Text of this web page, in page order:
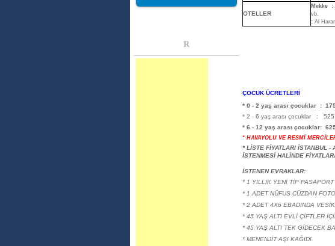
R
OTELLER
Mekke :
vb.
: Al
ÇOCUK ÜCRETLERİ
* 0 - 2 yaş arası çocuklar
:
* 2 - 6 yaş arası çocuklar :
525
* 6 - 12 yaş arası çocuklar:
* HAVAYOLU VE RESMİ
* LİSTE FİYATLARI İSTANBUL -
İSTENMESİ HALİNDE
İSTENEN EVRAKLAR:
* 1 YILLIK YENİ TİP PASAPORT
* 1 ADET NÜFUS CÜZDAN
* 2 ADET 4X6 EBADINDA
* 45 YAŞ ALTI EVLİ ÇİFTLER
* 45 YAŞ ALTI TEK GİDECEK
* MENENJİT AŞI KAĞIDI.